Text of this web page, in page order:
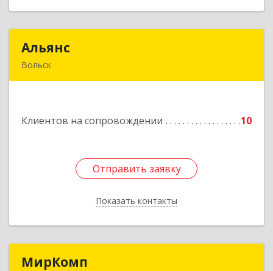
Альянс
Вольск
Клиентов на сопровождении 10
Отправить заявку
Показать контакты
Подробнее
Отправить заявку
Назад
МирКомп